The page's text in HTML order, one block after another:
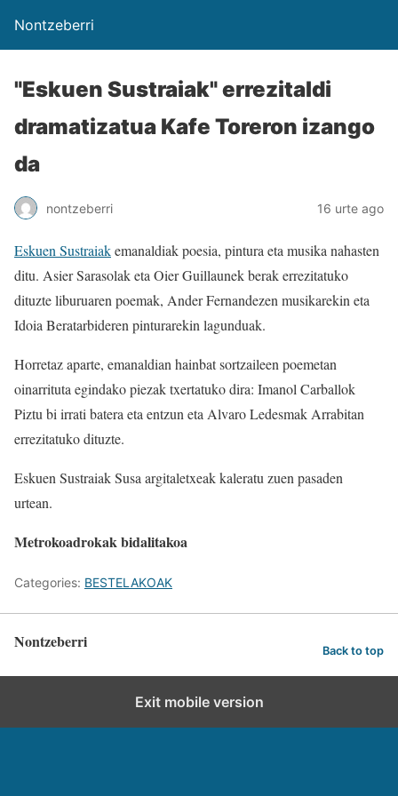
Nontzeberri
"Eskuen Sustraiak" errezitaldi
dramatizatua Kafe Toreron izango
da
nontzeberri 16 urte ago
Eskuen Sustraiakemanaldiak poesia, pintura eta musika nahasten
ditu. Asier Sarasolak eta Oier Guillaunek berak errezitatuko
dituzte liburuaren poemak, Ander Fernandezen musikarekin eta
Idoia Beratarbideren pinturarekin lagunduak.
Horretaz aparte, emanaldian hainbat sortzaileen poemetan
oinarrituta egindako piezak txertatuko dira: Imanol Carballok
Piztu bi irrati batera eta entzun eta Alvaro Ledesmak Arrabitan
errezitatuko dituzte.
Eskuen Sustraiak Susa argitaletxeak kaleratu zuen pasaden
urtean.
Metrokoadrokak bidalitakoa
Categories: BESTELAKOAK
Nontzeberri Back to top
Exit mobile version